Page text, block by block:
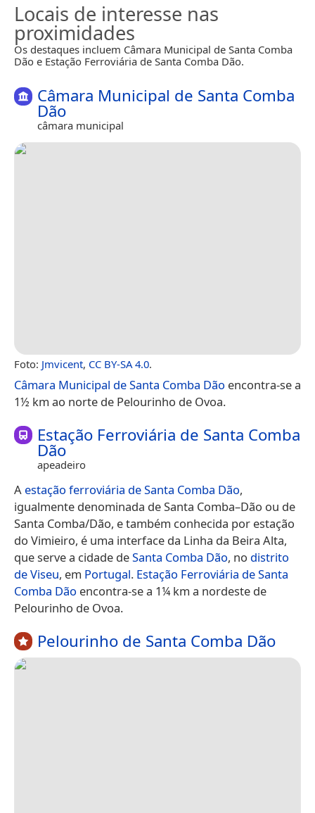
Locais de interesse nas
proximidades
Os destaques incluem Câmara Municipal de Santa Comba
Dão e Estação Ferroviária de Santa Comba Dão.
Câmara Municipal de Santa Comba
Dão
câmara municipal
Foto: Jmvicent, CC BY-SA 4.0.
Câmara Municipal de Santa Comba Dão encontra-se a
1½ km ao norte de Pelourinho de Ovoa.
Estação Ferroviária de Santa Comba
Dão
apeadeiro
A estação ferroviária de Santa Comba Dão,
igualmente denominada de Santa Comba–Dão ou de
Santa Comba/Dão, e também conhecida por estação
do Vimieiro, é uma interface da Linha da Beira Alta,
que serve a cidade deSanta Comba Dão, no distrito
de Viseu, em Portugal. Estação Ferroviária de Santa
Comba Dão encontra-se a 1¼ km a nordeste de
Pelourinho de Ovoa.
Pelourinho de Santa Comba Dão